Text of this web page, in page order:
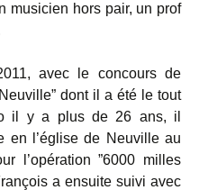
musicien hors pair, un prof
avec le concours de
dont il a été le tout
il y a plus de 26 ans, il
en l’église de Neuville au
l’opération ”6000 milles
a ensuite suivi avec